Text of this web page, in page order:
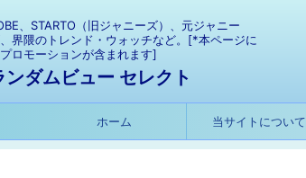
、STARTO（旧ジャニーズ）、元ジャニー
界隈のトレンド・ウォッチなど。[*本ページに
ロモーションが含まれます]
ンダムビュー セレクト
ホーム 当サイトについて